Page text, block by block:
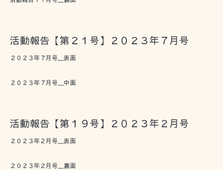
活動報告【第２１号】２０２３年７月号
２０２３年７月号＿表面
２０２３年７月号＿中面
活動報告【第１９号】２０２３年２月号
２０２３年２月号＿表面
２０２３年２月号＿裏面